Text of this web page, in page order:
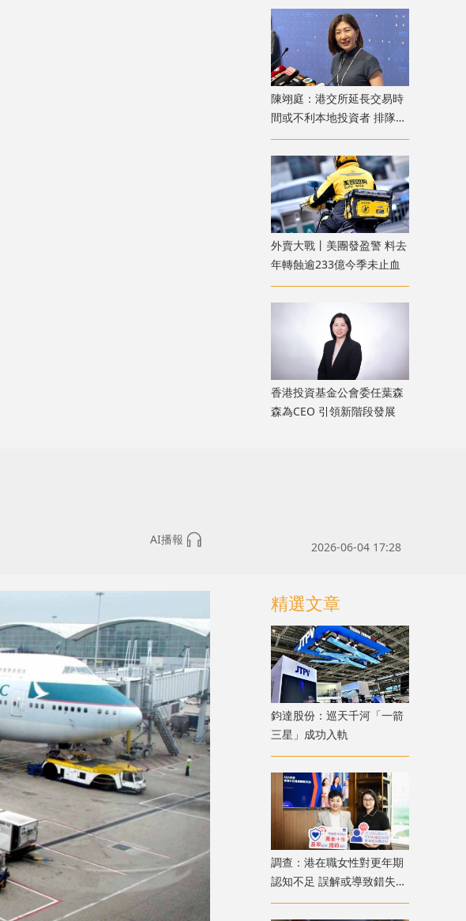
陳翊庭：港交所延長交易時
間或不利本地投資者 排隊上
市公司數量創新高
外賣大戰丨美團發盈警 料去
年轉蝕逾233億今季未止血
香港投資基金公會委任葉森
森為CEO 引領新階段發展
AI播報
2026-06-04 17:28
精選文章
鈞達股份：巡天千河「一箭
三星」成功入軌
調查：港在職女性對更年期
認知不足 誤解或導致錯失
「黃金預防期」